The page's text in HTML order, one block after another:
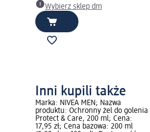
Wybierz sklep dm
Inni kupili także
Marka: NIVEA MEN; Nazwa
produktu: Ochronny żel do golenia
Protect & Care, 200 ml; Cena:
17,95 zł; Cena bazowa: 200 ml